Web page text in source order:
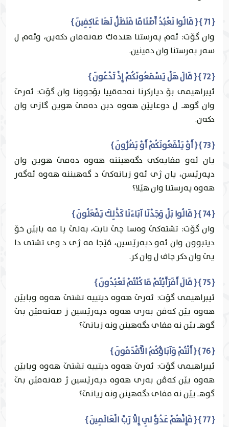
{ 71 } { قَالُوا نَعْبُدُ أَصْنَامًا فَنَظَلُّ لَهَا عَاكِفِينَ }
وان گۆت: ئه‌م په‌رستنا هنده‌ك صه‌نه‌مان دكه‌ين، وئه‌م ل
سه‌ر په‌رستنا وان دمينين.
{ 72 } { قَالَ هَلْ يَسْمَعُونَكُمْ إِذْ تَدْعُونَ }
ئيبراهيمى بۆ دياركرنا نه‌حه‌قییا بۆچوونا وان گۆت: ئه‌رێ
وان گوهـ ل دوعايێن هه‌وه‌ دبن ده‌مێ هوين گازى وان
دكه‌ن.
{ 73 } { أَوْ يَنْفَعُونَكُمْ أَوْ يَضُرُّونَ }
يان ئه‌و مفایه‌كى دگه‌هيننه‌ هه‌وه‌ ده‌مێ هوين وان
دپه‌رێسن، يان ژى ئه‌و زيانه‌كێ د گه‌هيننه‌ هه‌وه‌ ئه‌گه‌ر
هه‌وه‌ په‌رستنا وان هێلا؟
{ 74 } { قَالُوا بَلْ وَجَدْنَا آبَاءَنَا كَذَٰلِكَ يَفْعَلُونَ }
وان گۆت: تشته‌كێ وه‌سا چێ نابت، به‌لێ پا مه‌ بابێن خۆ
ديتبوون وان ئه‌و دپه‌رێسين، ڤێجا مه‌ ژى د وى تشتى دا
يێ وان دكر چاڤ ل وان كر.
{ 75 } { قَالَ أَفَرَأَيْتُمْ مَا كُنْتُمْ تَعْبُدُونَ }
ئيبراهيمى گۆت: ئه‌رێ هه‌وه‌ ديتییه‌ تشتێ هه‌وه‌ وبابێن
هه‌وه‌ يێن كه‌ڤن به‌رى هه‌وه‌ دپه‌رێسين ژ صه‌نه‌مێن بێ
گوهـ يێن نه‌ مفاى دگه‌هينن ونه‌ زيانێ؟
{ 76 } { أَنْتُمْ وَآبَاؤُكُمُ الْأَقْدَمُونَ }
ئيبراهيمى گۆت: ئه‌رێ هه‌وه‌ ديتییه‌ تشتێ هه‌وه‌ وبابێن
هه‌وه‌ يێن كه‌ڤن به‌رى هه‌وه‌ دپه‌رێسين ژ صه‌نه‌مێن بێ
گوهـ يێن نه‌ مفاى دگه‌هينن ونه‌ زيانێ؟
{ 77 } { فَإِنَّهُمْ عَدُوٌّ لِي إِلَّا رَبَّ الْعَالَمِينَ }